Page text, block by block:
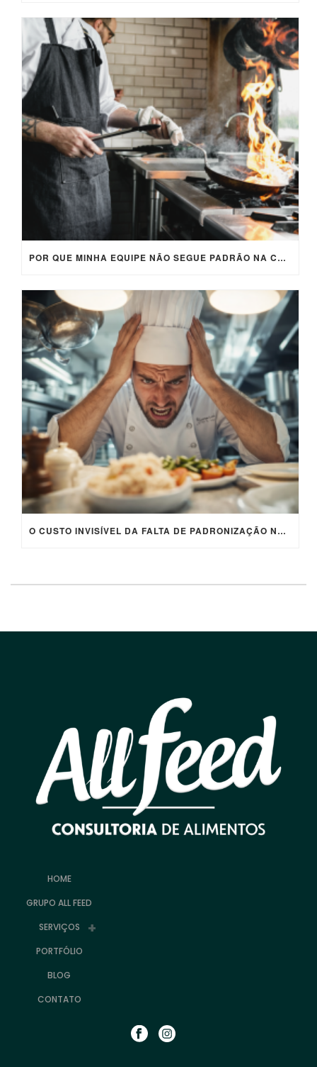
POR QUE MINHA EQUIPE NÃO SEGUE PADRÃO NA COZINHA? (E COMO RESOLVER DE FORMA PRÁTICA)
O CUSTO INVISÍVEL DA FALTA DE PADRONIZAÇÃO NA COZINHA
HOME
GRUPO ALL FEED
SERVIÇOS
PORTFÓLIO
BLOG
CONTATO